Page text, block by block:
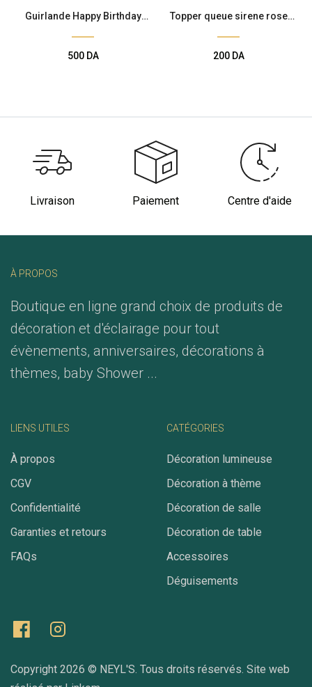
Guirlande Happy Birthday
500 DA
Topper queue sirene rose
200 DA
Livraison Paiement Centre d'aide
À PROPOS
Boutique en ligne grand choix de produits de
décoration et d'éclairage pour tout
évènements, anniversaires, décorations à
thèmes, baby Shower ...
LIENS UTILES
À propos
CGV
Confidentialité
Garanties et retours
FAQs
CATÉGORIES
Décoration lumineuse
Décoration à thème
Décoration de salle
Décoration de table
Accessoires
Déguisements
Copyright 2026 © NEYL'S. Tous droits réservés. Site web